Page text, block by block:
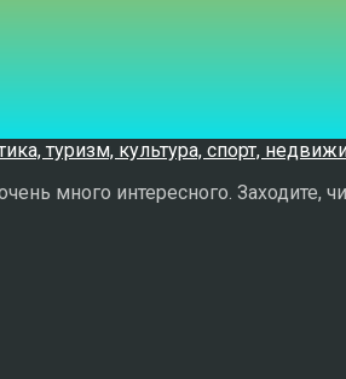
много интересного. Заходите,